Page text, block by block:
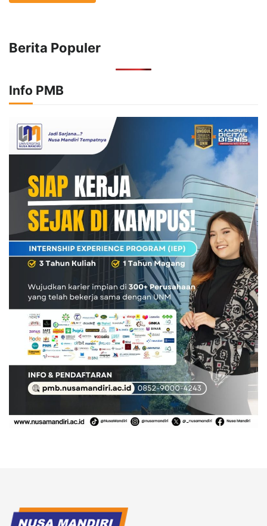
Berita Populer
Info PMB